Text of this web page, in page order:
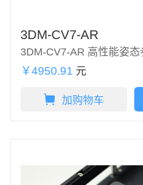
3DM-CV7-AR
3DM-CV7-AR 高性能姿态
￥4950.91 元
加购物车